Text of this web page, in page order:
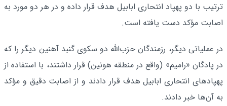
ترتیب با دو پهپاد انتحاری ابابیل هدف قرار داده و در هر دو مورد به
اصابت مؤکد دست یافته است.
در عملیاتی دیگر، رزمندگان حزب‌الله دو سکوی گنبد آهنین دیگر را که
در پادگان «رامیم» (واقع در منطقه هونین) قرار داشتند، با استفاده از
پهپادهای انتحاری ابابیل هدف قرار دادند و از اصابت دقیق و مؤکد
به آن‌ها خبر دادند.